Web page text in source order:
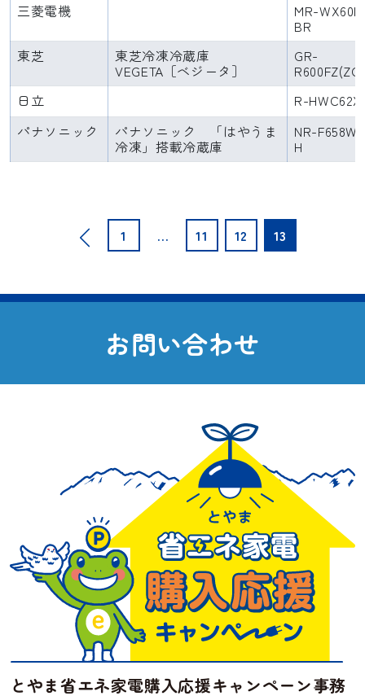
三菱電機
MR-
BR
東芝
東芝冷凍冷蔵庫
VEGETA［ベジータ］
GR-
R600FZ(ZC)
日立
R-
パナソニック
パナソニック 「はやうま
冷凍」搭載冷蔵庫
NR-
H
の
1 … 11 12 13
お問い合わせ
とやま省エネ家電購入応援キャンペーン事務